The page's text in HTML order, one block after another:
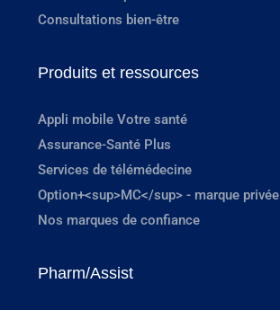
Consultations bien-être
Produits et ressources
Appli mobile Votre santé
Assurance-Santé Plus
Services de télémédecine
Option+<sup>MC</sup> - marque privée
Nos marques de confiance
Pharm/Assist